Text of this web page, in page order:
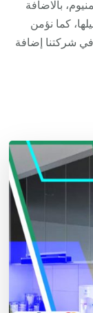
بالاضافة
كما نؤمن
شركتنا إضافة